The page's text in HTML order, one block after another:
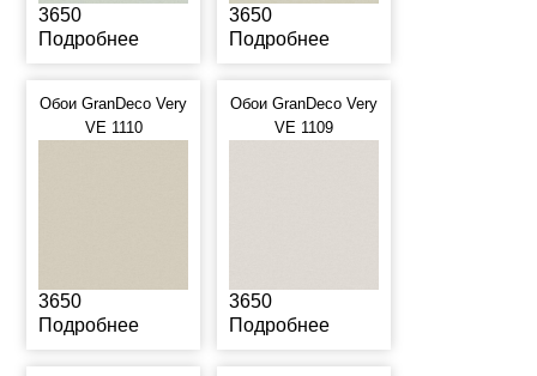
3650
Подробнее
3650
Подробнее
Обои GranDeco Very
VE 1110
3650
Подробнее
Обои GranDeco Very
VE 1109
3650
Подробнее